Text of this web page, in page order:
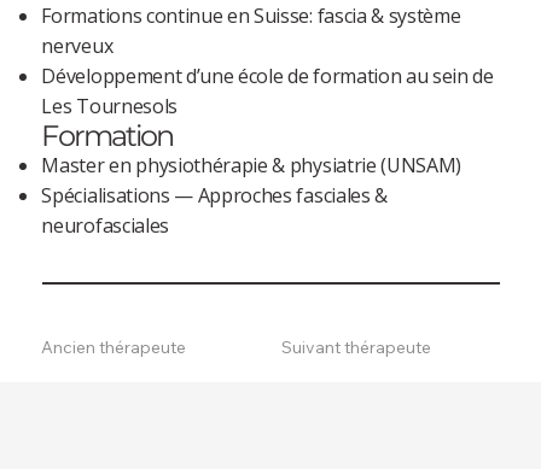
Ancien thérapeute Suivant thérapeute
Formations continue en Suisse: fascia & système
nerveux
Développement d’une école de formation au sein de
Les Tournesols
Formation
Master en physiothérapie & physiatrie (UNSAM)
Spécialisations — Approches fasciales &
neurofasciales